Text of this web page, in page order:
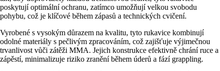
poskytují optimální ochranu, zatímco umožňují velkou svobodu
pohybu, což je klíčové během zápasů a technických cvičení.
Vyrobené s vysokým důrazem na kvalitu, tyto rukavice kombinují
odolné materiály s pečlivým zpracováním, což zajišťuje výjimečnou
trvanlivost vůči zátěži MMA. Jejich konstrukce efektivně chrání ruce a
zápěstí, minimalizuje riziko zranění během úderů a fází grappling.